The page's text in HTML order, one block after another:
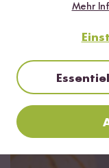
Veganer
aus dem Digitalen
Mehr